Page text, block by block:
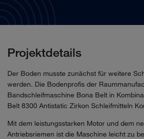
Projektdetails
Der Boden musste zunächst für weitere
werden. Die Bodenprofis der
Bandschleifmaschine Bona Belt in
Belt 8300 Antistatic Zirkon Schleifmitteln
Mit dem leistungsstarken Motor und dem
Antriebsriemen ist die Maschine leicht zu